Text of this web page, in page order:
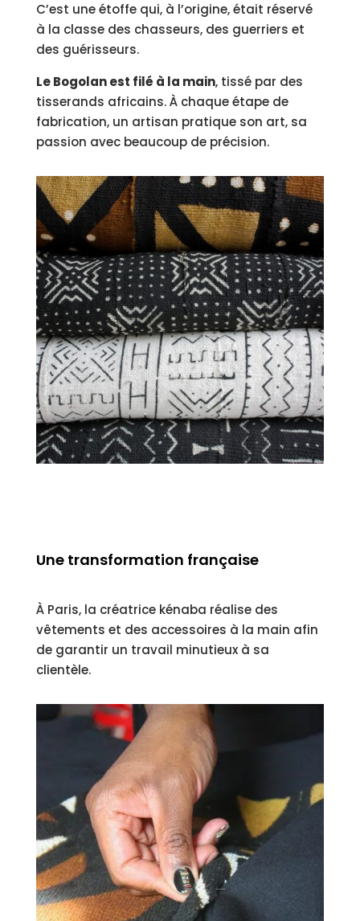
C’est une étoffe qui, à l’origine, était réservé
à la classe des chasseurs, des guerriers et
des guérisseurs.
Le Bogolan est filé à la main, tissé par des
tisserands africains. À chaque étape de
fabrication, un artisan pratique son art, sa
passion avec beaucoup de précision.
Une transformation française
À Paris, la créatrice kénaba réalise des
vêtements et des accessoires à la main afin
de garantir un travail minutieux à sa
clientèle.